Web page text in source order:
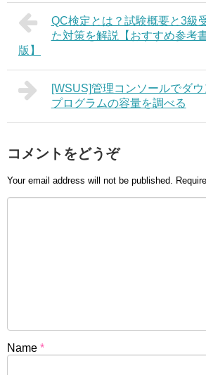
QC検定とは？試験概要と3級
た対策を解説【おすすめ参考
版】
[WSUS]管理コンソールでダ
プログラムの容量を調べる
コメントをどうぞ
Your email address will not be published.
Name *